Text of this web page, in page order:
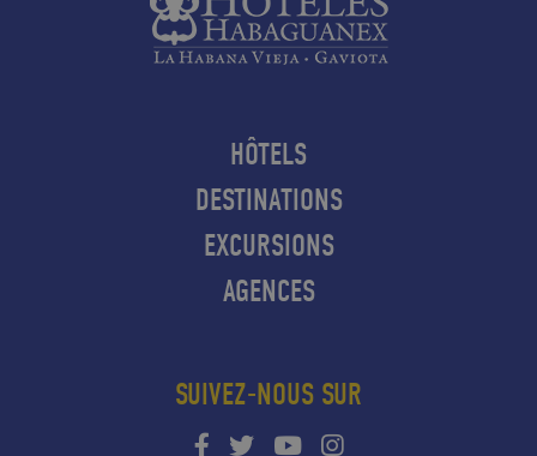
HÔTELS
DESTINATIONS
EXCURSIONS
AGENCES
SUIVEZ-NOUS SUR